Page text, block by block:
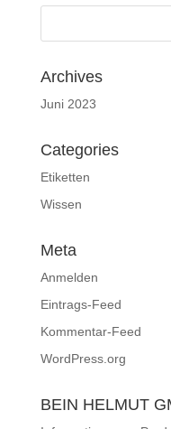
Archives
Juni 2023
Categories
Etiketten
Wissen
Meta
Anmelden
Eintrags-Feed
Kommentar-Feed
WordPress.org
BEIN HELMUT